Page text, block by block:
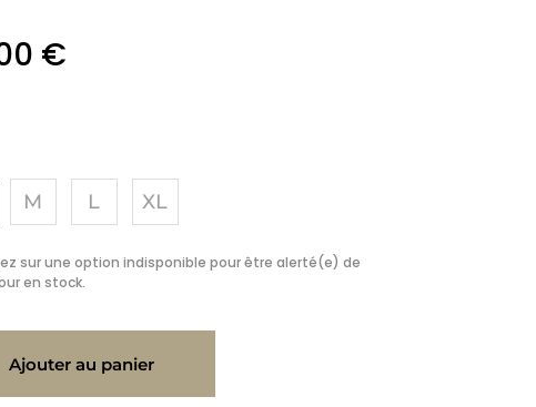
€
M L XL
sur une option indisponible pour être alerté(e) de
en stock.
Ajouter au panier